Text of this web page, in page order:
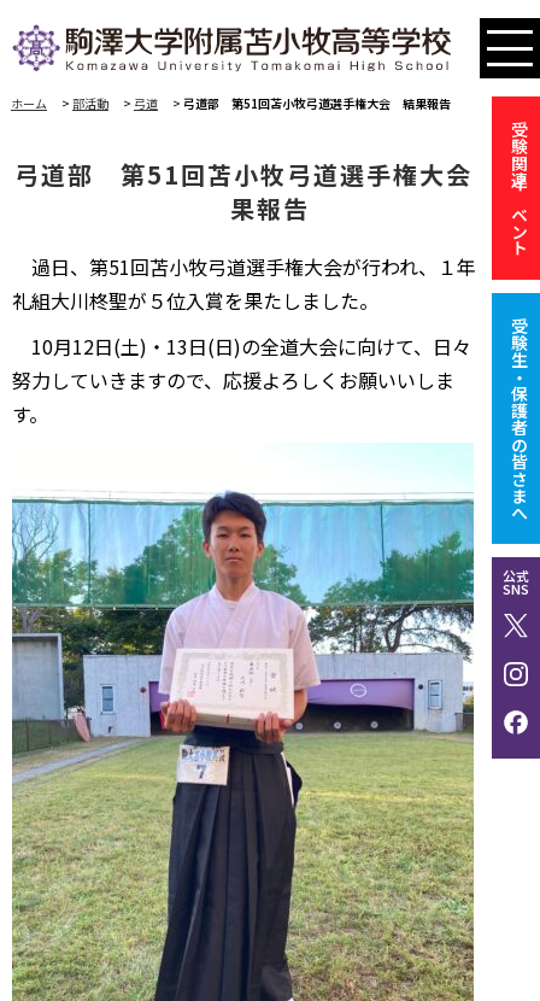
受験関連イベント
受験生・保護者の皆さまへ
公式
SNS
ホーム > 部活動 > 弓道 > 弓道部 第51回苫小牧弓道選手権大会 結果報告
弓道部 第51回苫小牧弓道選手権大会 結
果報告
過日、第51回苫小牧弓道選手権大会が行われ、１年
礼組大川柊聖が５位入賞を果たしました。
10月12日(土)・13日(日)の全道大会に向けて、日々
努力していきますので、応援よろしくお願いいしま
す。